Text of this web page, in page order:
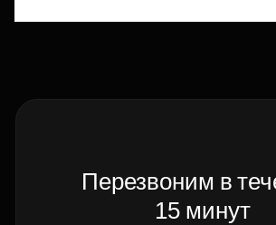
Перезвоним в
15 минут